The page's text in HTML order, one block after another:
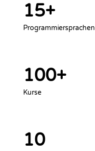
15+
Programmiersprachen
100+
Kurse
10